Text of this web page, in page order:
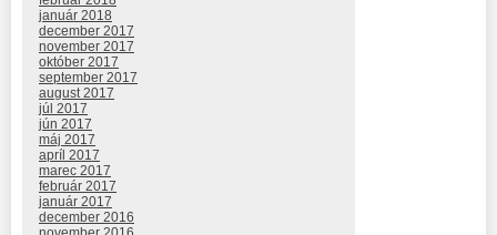
január 2018
december 2017
november 2017
október 2017
september 2017
august 2017
júl 2017
jún 2017
máj 2017
apríl 2017
marec 2017
február 2017
január 2017
december 2016